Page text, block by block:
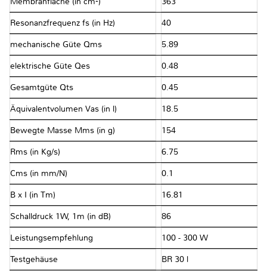
Resonanzfrequenz fs (in Hz) 40
mechanische Güte Qms 5.89
elektrische Güte Qes 0.48
Gesamtgüte Qts 0.45
Äquivalentvolumen Vas (in l) 18.5
Bewegte Masse Mms (in g) 154
Rms (in Kg/s) 6.75
Cms (in mm/N) 0.1
B x I (in Tm) 16.81
Schalldruck 1W, 1m (in dB) 86
Leistungsempfehlung 100 - 300 W
Testgehäuse BR 30 l